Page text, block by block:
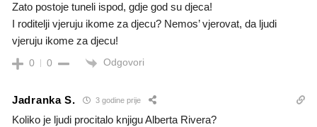
Zato postoje tuneli ispod, gdje god su djeca!
I roditelji vjeruju ikome za djecu? Nemos’ vjerovat, da ljudi
vjeruju ikome za djecu!
0 0 Odgovori
Jadranka S. 3 godine prije
Koliko je ljudi procitalo knjigu Alberta Rivera?